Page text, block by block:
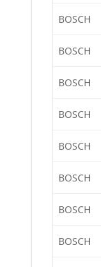
BOSCH
BOSCH
BOSCH
BOSCH
BOSCH
BOSCH
BOSCH
BOSCH